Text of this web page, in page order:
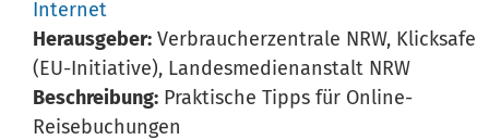
Internet
Herausgeber: Verbraucherzentrale NRW, Klicksafe
(EU-Initiative), Landesmedienanstalt NRW
Beschreibung: Praktische Tipps für Online-
Reisebuchungen